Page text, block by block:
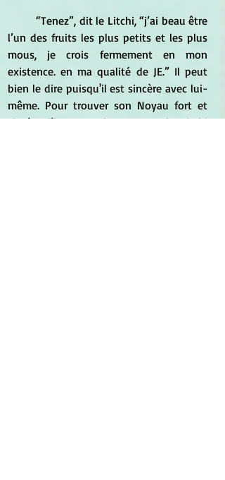
	“Tenez”, dit le Litchi, “j’ai beau être
l’un des fruits les plus petits et les plus
mous, je crois fermement en mon
existence. en ma qualité de JE.” Il peut
bien le dire puisqu'il est sincère avec lui-
même. Pour trouver son Noyau fort et
sincère l’homme plonge avec le Litchi